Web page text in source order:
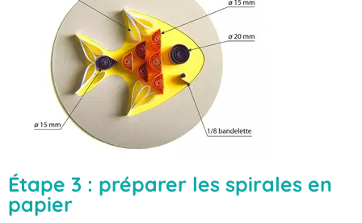
Étape 3 : préparer les spirales en
papier